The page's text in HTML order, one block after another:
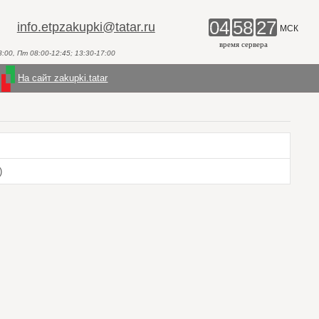
info.etpzakupki@tatar.ru
Пт 08:00-12:45; 13:30-17:00
04 58 27 МСК
время сервера
На сайт zakupki.tatar